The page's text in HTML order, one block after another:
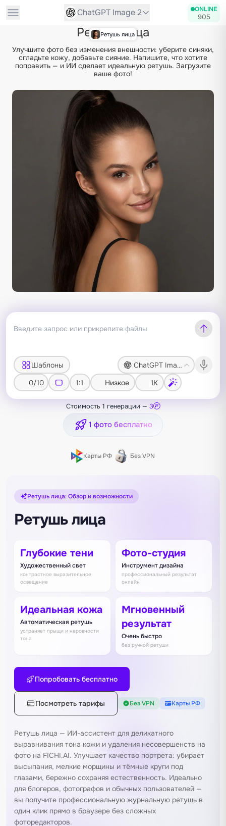
ChatGPT Image 2 ONLINE
905
Ретушь лица
Ретушь лица
Улучшите фото без изменения внешности: уберите синяки,
сгладьте кожу, добавьте сияние. Напишите, что хотите
поправить — и ИИ сделает идеальную ретушь. Загрузите
ваше фото!
Шаблоны
ChatGPT Image 2
0/10
1:1 Низкое 1K
Стоимость 1 генерации — 3
1 фото бесплатно
Карты РФ Без VPN
Ретушь лица: Обзор и возможности
Ретушь лица
Глубокие тени
Художественный свет
контрастное выразительное
освещение
Фото-студия
Инструмент дизайна
профессиональный результат
онлайн
Идеальная кожа
Автоматическая ретушь
устраняет прыщи и неровности
тона
Мгновенный
результат
Очень быстро
без ручной ретуши
Попробовать бесплатно
Посмотреть тарифы Без VPN Карты РФ
Ретушь лица — ИИ-ассистент для деликатного
выравнивания тона кожи и удаления несовершенств на
фото на FICHI.AI. Улучшает качество портрета: убирает
высыпания, мелкие морщины и тёмные круги под
глазами, бережно сохраняя естественность. Идеально
для блогеров, фотографов и обычных пользователей —
вы получите профессиональную журнальную ретушь в
один клик прямо в браузере без сложных
фоторедакторов.